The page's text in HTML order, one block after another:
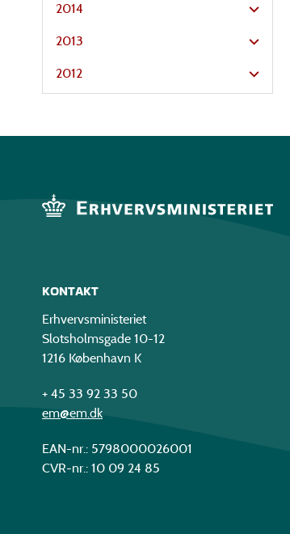
2014
2013
2012
KONTAKT
Erhvervsministeriet
Slotsholmsgade 10-12
1216 København K
+ 45 33 92 33 50
em@em.dk
EAN-nr.: 5798000026001
CVR-nr.: 10 09 24 85